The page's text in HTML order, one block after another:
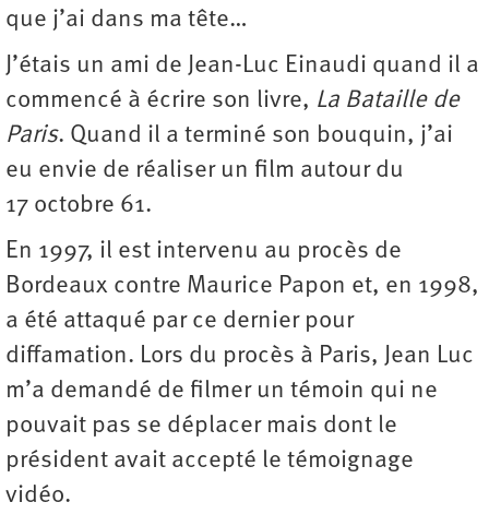
que j’ai dans ma tête…
J’étais un ami de Jean-Luc Einaudi quand il a
commencé à écrire son livre, La Bataille de
Paris. Quand il a terminé son bouquin, j’ai
eu envie de réaliser un film autour du
17 octobre 61.
En 1997, il est intervenu au procès de
Bordeaux contre Maurice Papon et, en 1998,
a été attaqué par ce dernier pour
diffamation. Lors du procès à Paris, Jean Luc
m’a demandé de filmer un témoin qui ne
pouvait pas se déplacer mais dont le
président avait accepté le témoignage
vidéo.